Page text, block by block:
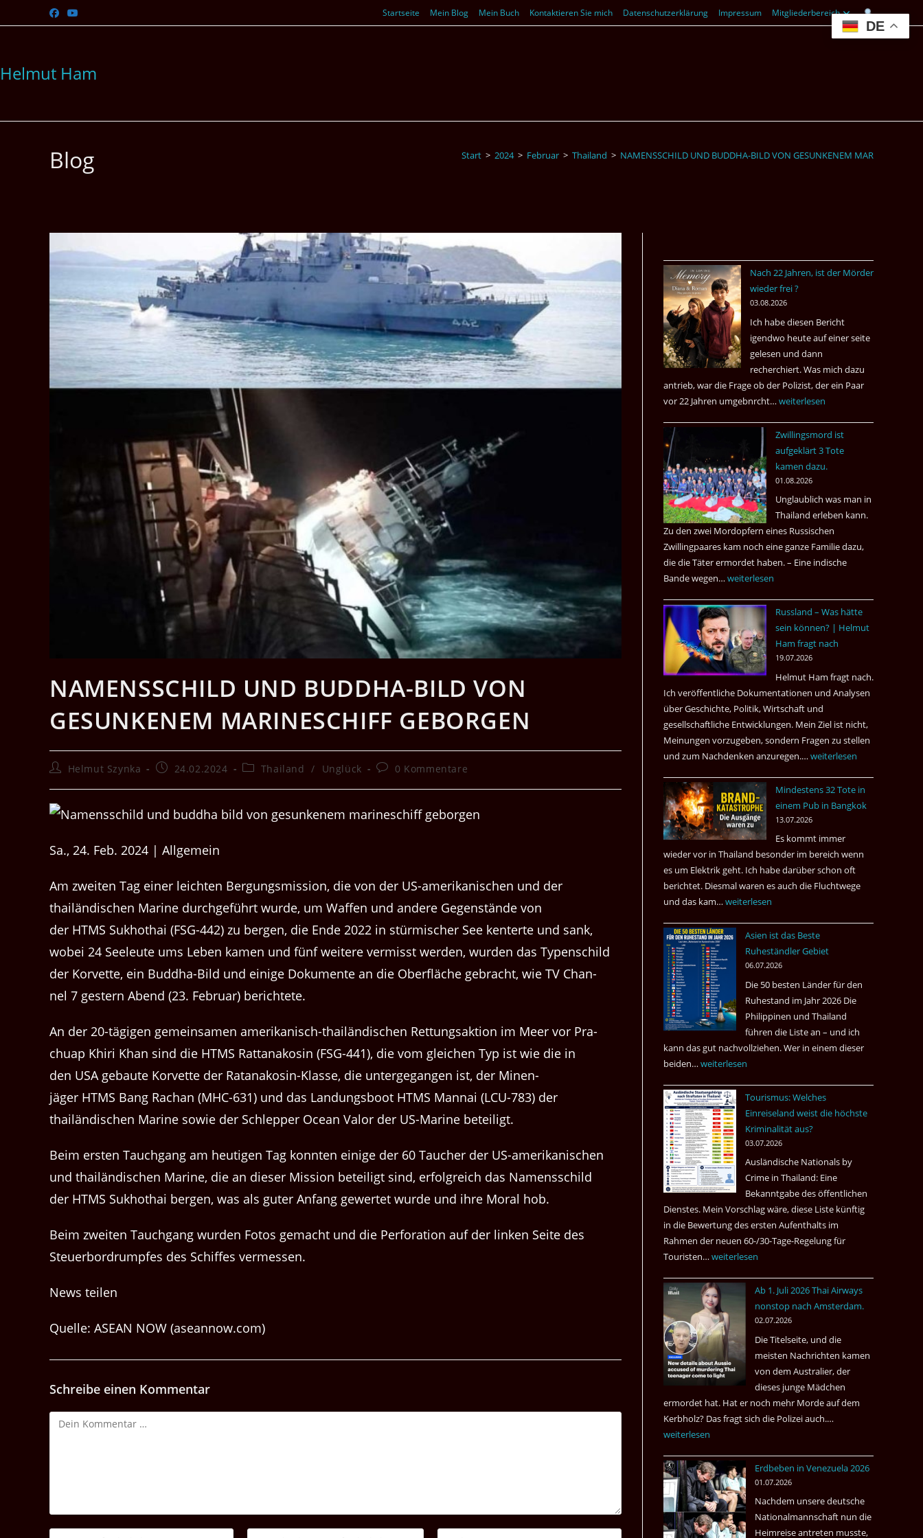
Inhalt
Startseite Mein Blog Mein Buch Kontaktieren Sie mich Datenschutzerklärung Impressum Mitgliederbereich
Helmut Ham
Blog Start > 2024 > Februar > Thailand > NAMENSSCHILD UND BUDDHA-BILD VON GESUNKENEM MARINESCHIFF
NAMENSSCHILD UND BUDDHA-BILD VON
GESUNKENEM MARINESCHIFF GEBORGEN
Beitrags-
Helmut Szynka
Beitrag24.02.2024
Beitrags-
Thailand / Unglück
Beitrags-
0 Kommentare
Sa., 24. Feb. 2024 | Allgemein
Am zweit­en Tag ein­er leicht­en Bergungsmis­sion, die von der US-amerikanis­chen und der
thailändis­chen Marine durchge­führt wurde, um Waf­fen und andere Gegen­stände von
der HTMS Sukhothai (FSG-442) zu bergen, die Ende 2022 in stür­mis­ch­er See ken­terte und sank,
wobei 24 Seeleute ums Leben kamen und fünf weit­ere ver­misst wer­den, wur­den das Type­n­schild
der Korvette, ein Bud­dha-Bild und einige Doku­mente an die Ober­fläche gebracht, wie TV Chan­
nel 7 gestern Abend (23. Feb­ru­ar) berichtete.
An der 20-tägi­gen gemein­samen amerikanisch-thailändis­chen Ret­tungsak­tion im Meer vor Pra­
chuap Khiri Khan sind die HTMS Rat­tanakosin (FSG-441), die vom gle­ichen Typ ist wie die in
den USA gebaute Korvette der Ratanakosin-Klasse, die unterge­gan­gen ist, der Minen­
jäger HTMS Bang Rachan (MHC-631) und das Lan­dungs­boot HTMS Man­nai (LCU-783) der
thailändis­chen Marine sowie der Schlep­per Ocean Val­or der US-Marine beteiligt.
Beim ersten Tauch­gang am heuti­gen Tag kon­nten einige der 60 Tauch­er der US-amerikanis­chen
und thailändis­chen Marine, die an dieser Mis­sion beteiligt sind, erfol­gre­ich das Namenss­child
der HTMS Sukhothai bergen, was als guter Anfang gew­ertet wurde und ihre Moral hob.
Beim zweit­en Tauch­gang wur­den Fotos gemacht und die Per­fo­ra­tion auf der linken Seite des
Steuer­bor­drumpfes des Schiffes vermessen.
News teilen
Quelle: ASEAN NOW (aseannow.com)
Schreibe einen Kommentar
Kommentar
Nach 22 Jahren, ist der Mörder
wieder frei ?
03.08.2026
Ich habe diesen Bericht
igendwo heute auf einer seite
gelesen und dann
recherchiert. Was mich dazu
antrieb, war die Frage ob der Polizist, der ein Paar
vor 22 Jahren umgebnrcht… Nach
Jahren,
ist
der
Mörder
wieder
frei
?
weiterlesen
Zwillingsmord ist
aufgeklärt 3 Tote
kamen dazu.
01.08.2026
Unglaublich was man in
Thailand erleben kann.
Zu den zwei Mordopfern eines Russischen
Zwillingpaares kam noch eine ganze Familie dazu,
die die Täter ermordet haben. – Eine indische
Bande wegen…Zwillingsmord
aufgeklärt
3
Tote
kamen
weiterlesen
Russland – Was hätte
sein können? | Helmut
Ham fragt nach
19.07.2026
Helmut Ham fragt nach.
Ich veröffentliche Dokumentationen und Analysen
über Geschichte, Politik, Wirtschaft und
gesellschaftliche Entwicklungen. Mein Ziel ist nicht,
Meinungen vorzugeben, sondern Fragen zu stellen
und zum Nachdenken anzuregen.… Russland
Was
hätte
sein
können?
|
Helmut
Ham
nach
weiterlesen
Mindestens 32 Tote in
einem Pub in Bangkok
13.07.2026
Es kommt immer
wieder vor in Thailand besonder im bereich wenn
es um Elektrik geht. Ich habe darüber schon oft
berichtet. Diesmal waren es auch die Fluchtwege
und das kam…Mindestens
Tote
einem
in
Bangkok
weiterlesen
Asien ist das Beste
Ruheständler Gebiet
06.07.2026
Die 50 besten Länder für den
Ruhestand im Jahr 2026 Die
Philippinen und Thailand
führen die Liste an – und ich
kann das gut nachvollziehen. Wer in einem dieser
beiden… Asien
das
Beste
Ruheständler
Gebiet
weiterlesen
Tourismus: Welches
Einreiseland weist die höchste
Kriminalität aus?
03.07.2026
Ausländische Nationals by
Crime in Thailand: Eine
Bekanntgabe des öffentlichen
Dienstes. Mein Vorschlag wäre, diese Liste künftig
in die Bewertung des ersten Aufenthalts im
Rahmen der neuen 60-/30-Tage-Regelung für
Touristen…Tourismus:
Einreiseland
weist
die
höchste
Kriminalität
aus?
weiterlesen
Ab 1. Juli 2026 Thai Airways
nonstop nach Amsterdam.
02.07.2026
Die Titelseite, und die
meisten Nachrichten kamen
von dem Australier, der
dieses junge Mädchen
ermordet hat. Hat er noch mehr Morde auf dem
Kerbholz? Das fragt sich die Polizei auch.…
Juli
2026
Airways
nonstop
weiterlesen
Erdbeben in Venezuela 2026
01.07.2026
Nachdem unsere deutsche
Nationalmannschaft nun die
Heimreise antreten musste,
DE